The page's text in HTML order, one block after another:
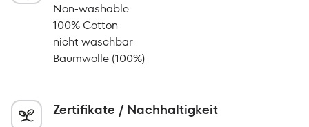
Non-washable
100% Cotton
nicht waschbar
Baumwolle (100%)
Zertifikate / Nachhaltigkeit